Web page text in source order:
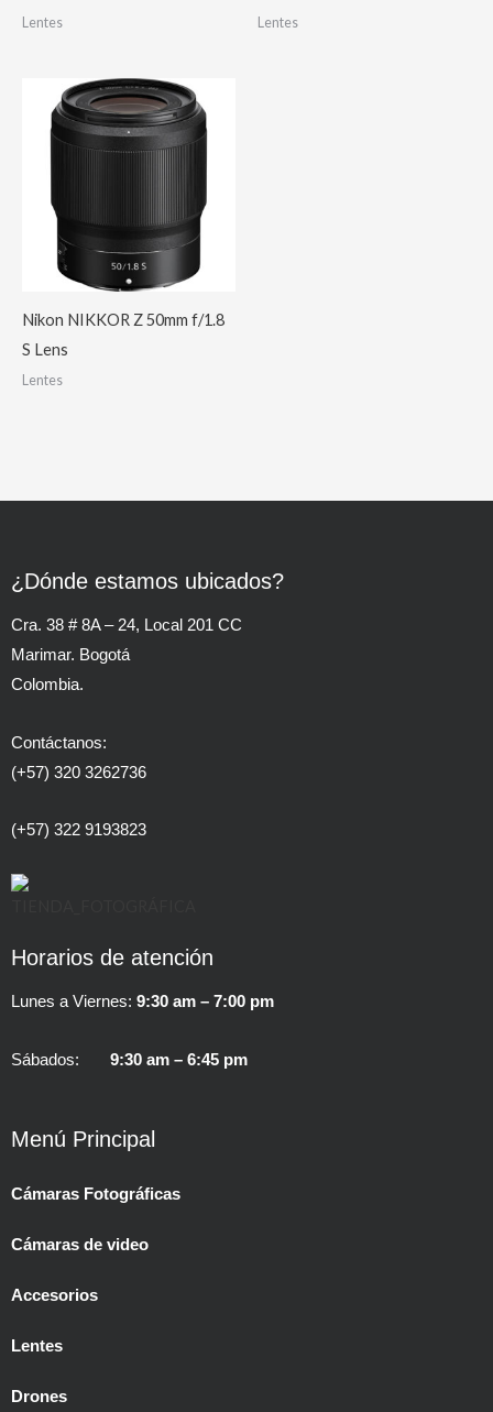
Lentes Lentes
Nikon NIKKOR Z 50mm f/1.8
S Lens
Lentes
¿Dónde estamos ubicados?
Cra. 38 # 8A – 24, Local 201 CC
Marimar. Bogotá
Colombia.
Contáctanos:
(+57) 320 3262736
(+57) 322 9193823
Horarios de atención
Lunes a Viernes: 9:30 am – 7:00 pm
Sábados: 9:30 am – 6:45 pm
Menú Principal
Cámaras Fotográficas
Cámaras de video
Accesorios
Lentes
Drones